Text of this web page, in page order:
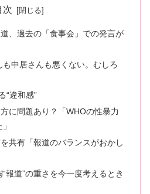
次
、過去の「食事会」での発言が
中居さんも悪くない。むしろ
“違和感”
に問題あり？「WHOの性暴力
共有「報道のバランスがおかし
報道”の重さを今一度考えるとき